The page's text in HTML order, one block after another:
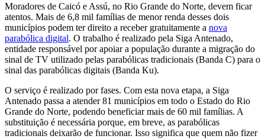
Moradores de Caicó e Assú, no Rio Grande do Norte, devem ficar
atentos. Mais de 6,8 mil famílias de menor renda desses dois
municípios podem ter direito a receber gratuitamente a nova
parabólica digital. O trabalho é realizado pela Siga Antenado,
entidade responsável por apoiar a população durante a migração do
sinal de TV utilizado pelas parabólicas tradicionais (Banda C) para o
sinal das parabólicas digitais (Banda Ku).
O serviço é realizado por fases. Com esta nova etapa, a Siga
Antenado passa a atender 81 municípios em todo o Estado do Rio
Grande do Norte, podendo beneficiar mais de 60 mil famílias. A
substituição é necessária porque, em breve, as parabólicas
tradicionais deixarão de funcionar. Isso significa que quem não fizer